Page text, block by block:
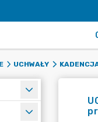
UCHWAŁY